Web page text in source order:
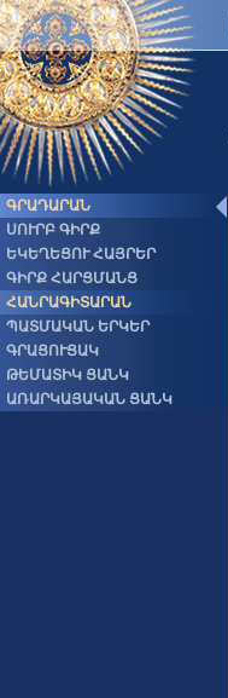
ԳՐԱԴԱՐԱՆ
ՍՈՒՐԲ ԳԻՐՔ
ԵԿԵՂԵՑՈՒ ՀԱՅՐԵՐ
ԳԻՐՔ ՀԱՐՑՄԱՆՑ
ՀԱՆՐԱԳԻՏԱՐԱՆ
ՊԱՏՄԱԿԱՆ ԵՐԿԵՐ
ԳՐԱՑՈՒՑԱԿ
ԹԵՄԱՏԻԿ ՑԱՆԿ
ԱՌԱՐԿԱՅԱԿԱՆ ՑԱՆԿ